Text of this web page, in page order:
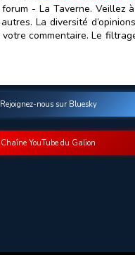
- La Taverne.
La diversité
commentaire. Le
Rejoignez-nous sur Bluesky
Chaîne YouTube du Galion